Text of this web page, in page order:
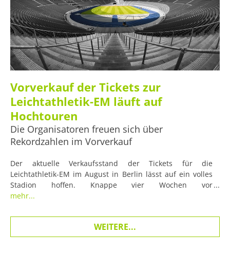
Vorverkauf der Tickets zur
Leichtathletik-EM läuft auf
Hochtouren
Die Organisatoren freuen sich über
Rekordzahlen im Vorverkauf
Der aktuelle Verkaufsstand der Tickets für die
Leichtathletik-EM im August in Berlin lässt auf ein volles
Stadion hoffen. Knappe vier Wochen vor
Veranstaltungsbeginn freuen sich die Organisatoren über
mehr...
WEITERE...